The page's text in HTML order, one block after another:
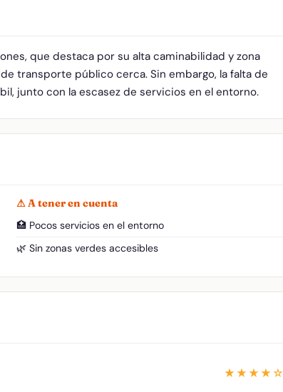
que destaca por su alta caminabilidad y zona
transporte público cerca. Sin embargo, la falta de
junto con la escasez de servicios en el entorno.
⚠ A tener en cuenta
🏥 Pocos servicios en el entorno
🌿 Sin zonas verdes accesibles
★★★★☆